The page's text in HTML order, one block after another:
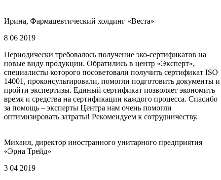
Ирина, Фармацевтический холдинг «Веста»
8 06 2019
Периодически требовалось получение эко-сертификатов на
новые виду продукции. Обратились в центр «Эксперт»,
специалисты которого посоветовали получить сертификат ISO
14001, проконсультировали, помогли подготовить документы и
пройти экспертизы. Единый сертификат позволяет экономить
время и средства на сертификации каждого процесса. Спасибо
за помощь – эксперты Центра нам очень помогли
оптимизировать затраты! Рекомендуем к сотрудничеству.
Михаил, директор иностранного унитарного предприятия
«Эрна Трейд»
3 04 2019